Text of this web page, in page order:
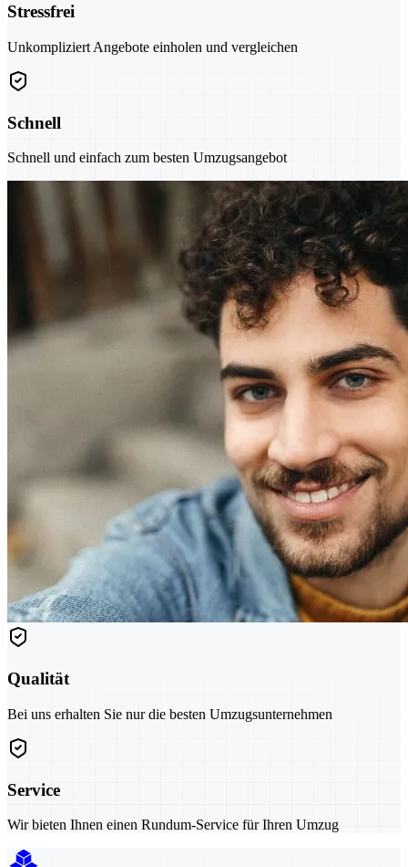
Stressfrei
Unkompliziert Angebote einholen und vergleichen
Schnell
Schnell und einfach zum besten Umzugsangebot
Qualität
Bei uns erhalten Sie nur die besten Umzugsunternehmen
Service
Wir bieten Ihnen einen Rundum-Service für Ihren Umzug